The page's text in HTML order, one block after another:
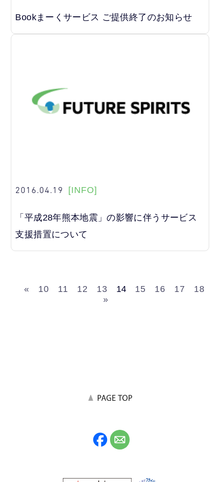
Bookまーくサービス ご提供終了のお知らせ
2016.04.19 [INFO]
「平成28年熊本地震」の影響に伴うサービス
支援措置について
« 10 11 12 13 14 15 16 17
18
»